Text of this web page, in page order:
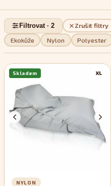
pomocí kterých je můžete
imitující menší sedačku. Pokud
vybrat z jednobarevných,
vzorovaných modelů, podle
vašeho interiéru.
Ekokůže Nylon Polyester
Zrušit filtry
Filtrovat · 2
XL
Skladem
NYLON